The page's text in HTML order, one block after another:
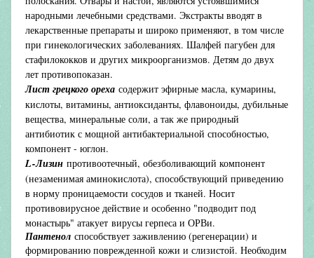
народными лечебными средствами. Экстракты вводят в
лекарственные препараты и широко применяют, в том числе
при гинекологических заболеваниях. Шалфей пагубен для
стафилококков и других микроорганизмов. Детям до двух
лет противопоказан.
Лист грецкого ореха содержит эфирные масла, кумарины,
кислоты, витамины, антиоксиданты, флавоноиды, дубильные
вещества, минеральные соли, а так же природный
антибиотик с мощной антибактериальной способностью,
компонент - юглон.
L-Лизин противоотечный, обезболивающий компонент
(незаменимая аминокислота), способствующий приведению
в норму проницаемости сосудов и тканей. Носит
противовирусное действие и особенно "подводит под
монастырь" атакует вирусы герпеса и ОРВи.
Пантенол способствует заживлению (регенерации) и
формированию поврежденной кожи и слизистой. Необходим